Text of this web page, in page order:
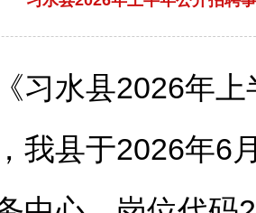
习水县2026年上
我县于2026年6